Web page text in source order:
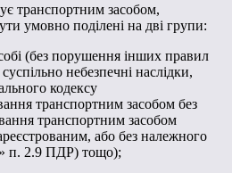
транспортним засобом,
умовно поділені на дві групи:
(без порушення інших правил
небезпечні наслідки,
кодексу
транспортним засобом без
транспортним засобом
або без належного
п. 2.9 ПДР) тощо);